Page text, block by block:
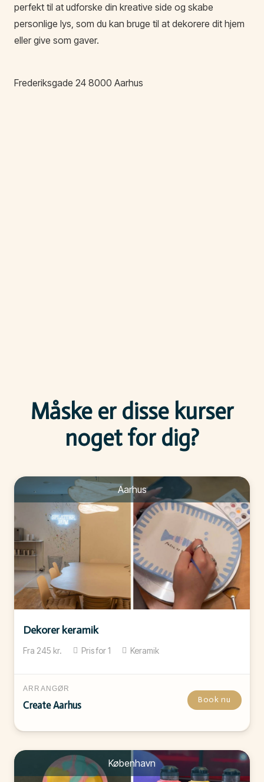
perfekt til at udforske din kreative side og skabe
personlige lys, som du kan bruge til at dekorere dit hjem
eller give som gaver.
Frederiksgade 24 8000 Aarhus
Måske er disse kurser
noget for dig?
Aarhus
Dekorer keramik
Fra 245 kr. Pris for1 Keramik
ARRANGØR
Create Aarhus Book nu
København